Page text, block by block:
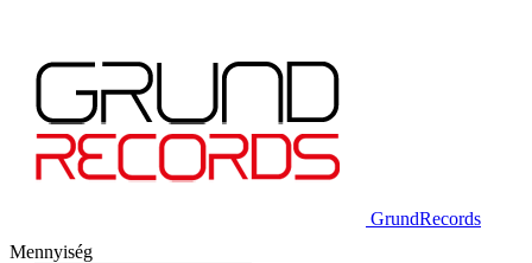
GrundRecords
Mennyiség